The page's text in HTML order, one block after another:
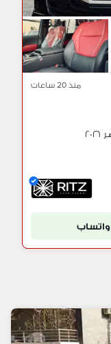
منذ 20 ساعات
واتساب